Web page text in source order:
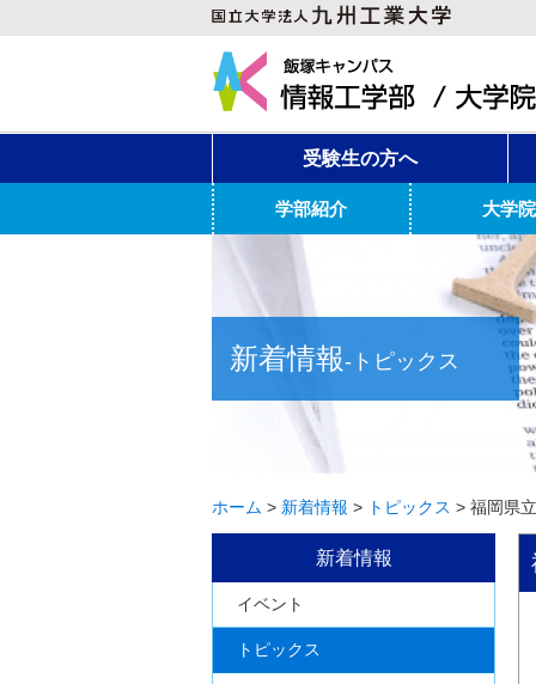
受験生の方へ
学部紹介 大学院
新着情報-トピックス
ホーム > 新着情報 > トピックス >
新着情報
イベント
トピックス